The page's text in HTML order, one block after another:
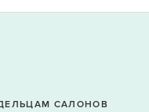
САЛОНОВ